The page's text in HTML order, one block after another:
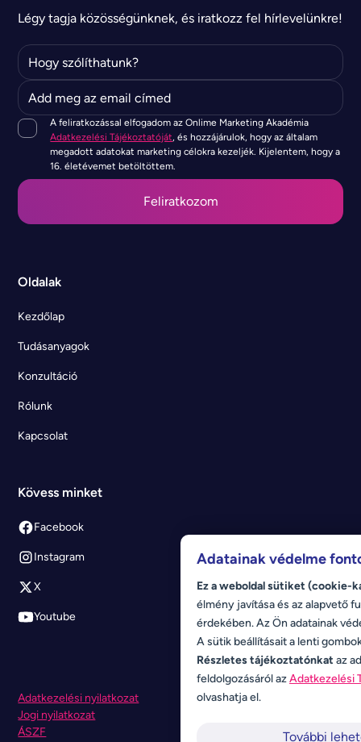
Légy tagja közösségünknek, és iratkozz fel hírlevelünkre!
A feliratkozással elfogadom az Onlime Marketing Akadémia
Adatkezelési Tájékoztatóját, és hozzájárulok, hogy az általam
megadott adatokat marketing célokra kezeljék. Kijelentem, hogy a
16. életévemet betöltöttem.
Oldalak
Kezdőlap
Tudásanyagok
Konzultáció
Rólunk
Kapcsolat
Kövess minket
Facebook
Instagram
X
Youtube
Adatkezelési nyilatkozat
Jogi nyilatkozat
ÁSZF
Adatainak védelme
Ez a weboldal sütiket (cookie-
élmény javítása és az alapvető
érdekében. Az Ön adatainak
A sütik beállításait a lenti
Részletes tájékoztatónkat az
feldolgozásáról azAdatkezelési
olvashatja el.
További